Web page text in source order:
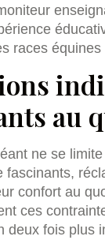
races
au
ne se
fascinants,
confort au
ces
deux fois plus